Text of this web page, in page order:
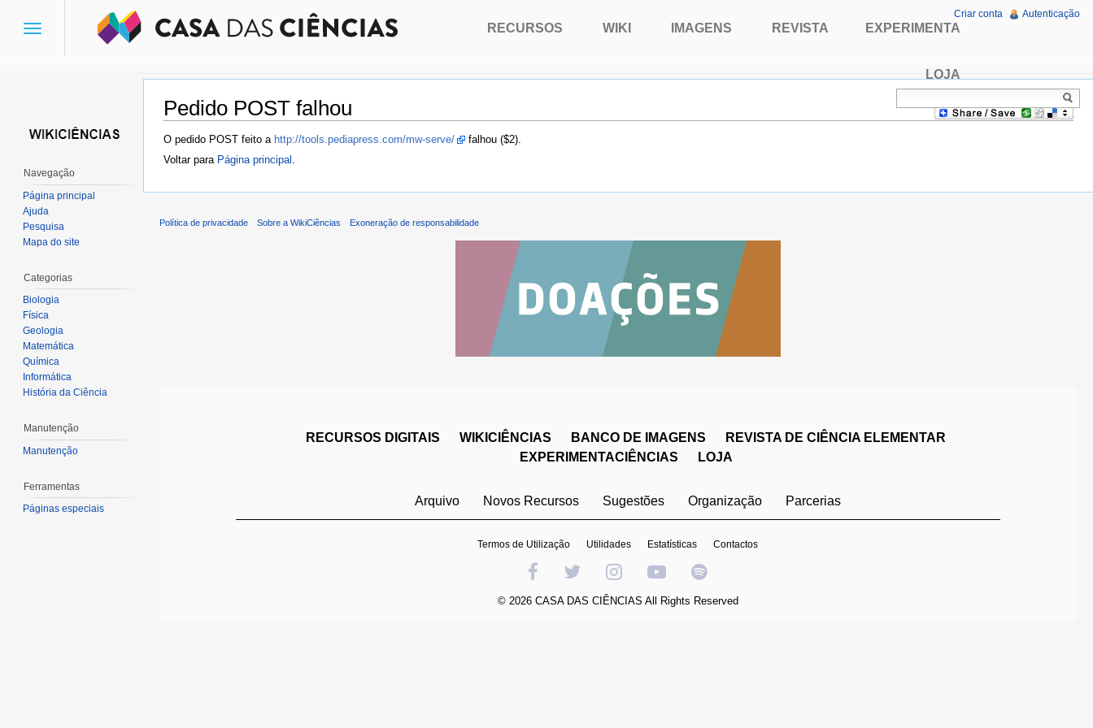
Pedido POST falhou
Ir para:navegação,pesquisa
O pedido POST feito a http://tools.pediapress.com/mw-serve/
falhou ($2).
Voltar para Página principal
Toggle
RECURSOS WIKI IMAGENS REVISTA EXPERIMENTA
LOJA
Criar conta Autenticação
Navegação
Página principal
Ajuda
Pesquisa
Mapa do site
Categorias
Biologia
Física
Geologia
Matemática
Química
Informática
História da Ciência
Manutenção
Manutenção
Ferramentas
Páginas especiais
Política de privacidade Sobre a WikiCiências Exoneração de responsabilidade
RECURSOS DIGITAIS WIKICIÊNCIAS BANCO DE IMAGENS
REVISTA DE CIÊNCIA ELEMENTAR
EXPERIMENTACIÊNCIAS
LOJA
Arquivo Novos Recursos Sugestões Organização Parcerias
Termos de Utilização Utilidades Estatísticas Contactos
© 2026 CASA DAS CIÊNCIAS All Rights Reserved